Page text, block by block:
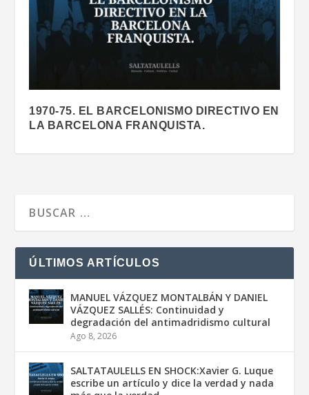
1970-75. EL BARCELONISMO DIRECTIVO EN
LA BARCELONA FRANQUISTA.
ÚLTIMOS ARTÍCULOS
MANUEL VÁZQUEZ MONTALBÁN Y DANIEL
VÁZQUEZ SALLÉS: Continuidad y
degradación del antimadridismo cultural
Ago 8, 2026
SALTATAULELLS EN SHOCK:Xavier G. Luque
escribe un artículo y dice la verdad y nada